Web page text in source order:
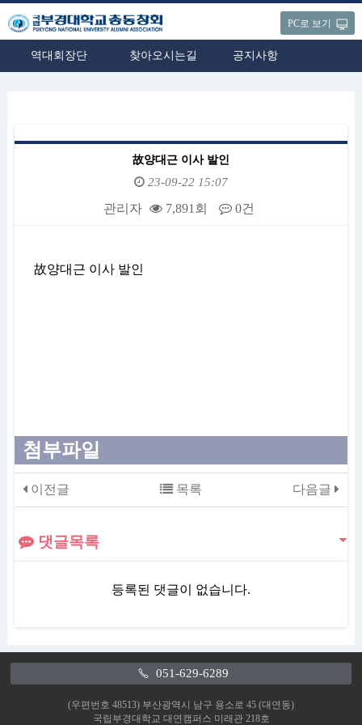
PC로 보기
역대회장단 찾아오시는길 공지사항
故양대근 이사 발인
23-09-22 15:07
관리자 7,891회 0건
故양대근 이사 발인
첨부파일
이전글 다음글
목록
댓글목록
등록된 댓글이 없습니다.
051-629-6289
(우편번호 48513) 부산광역시 남구 용소로 45 (대연동)
국립부경대학교 대연캠퍼스 미래관 218호